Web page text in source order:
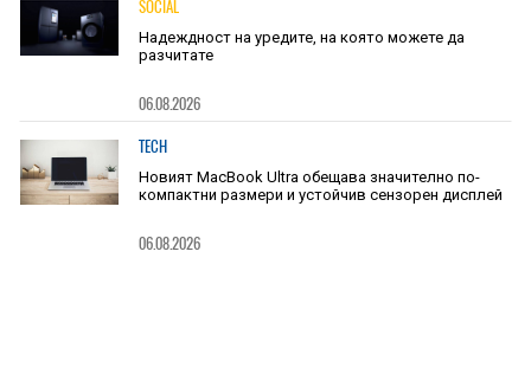
SOCIAL
Надеждност на уредите, на която можете да
разчитате
06.08.2026
TECH
Новият MacBook Ultra обещава значително по-
компактни размери и устойчив сензорен дисплей
06.08.2026